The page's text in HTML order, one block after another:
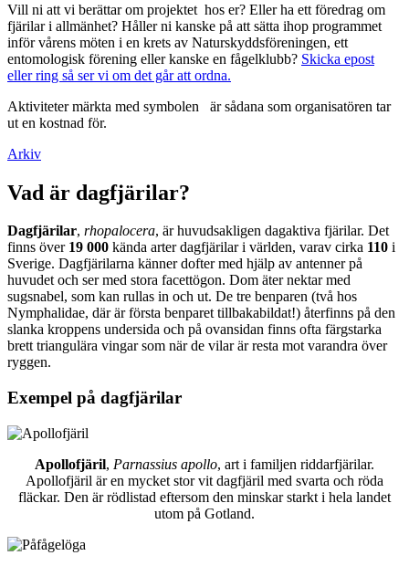
Vill ni att vi berättar om projektet hos er? Eller ha ett föredrag om
fjärilar i allmänhet? Håller ni kanske på att sätta ihop programmet
inför vårens möten i en krets av Naturskyddsföreningen, ett
entomologisk förening eller kanske en fågelklubb? Skicka epost
eller ring så ser vi om det går att ordna.
Aktiviteter märkta med symbolen
är sådana som organisatören tar
ut en kostnad för.
Arkiv
Vad är dagfjärilar?
Dagfjärilar, rhopalocera, är huvudsakligen dagaktiva fjärilar. Det
finns över 19 000 kända arter dagfjärilar i världen, varav cirka 110 i
Sverige. Dagfjärilarna känner dofter med hjälp av antenner på
huvudet och ser med stora facettögon. Dom äter nektar med
sugsnabel, som kan rullas in och ut. De tre benparen (två hos
Nymphalidae, där är första benparet tillbakabildat!) återfinns på den
slanka kroppens undersida och på ovansidan finns ofta färgstarka
brett triangulära vingar som när de vilar är resta mot varandra över
ryggen.
Exempel på dagfjärilar
Apollofjäril, Parnassius apollo, art i familjen riddarfjärilar.
Apollofjäril är en mycket stor vit dagfjäril med svarta och röda
fläckar. Den är rödlistad eftersom den minskar starkt i hela landet
utom på Gotland.